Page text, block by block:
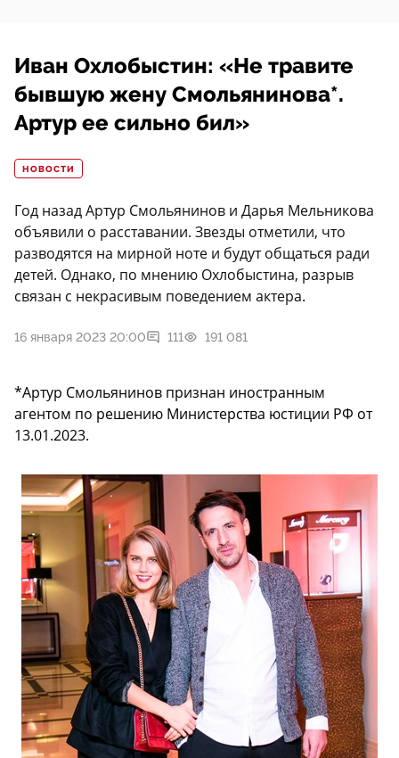
Иван Охлобыстин: «Не травите
бывшую жену Смольянинова*.
Артур еe сильно бил»
НОВОСТИ
Год назад Артур Смольянинов и Дарья Мельникова
объявили о расставании. Звезды отметили, что
разводятся на мирной ноте и будут общаться ради
детей. Однако, по мнению Охлобыстина, разрыв
связан с некрасивым поведением актера.
16 января 2023 20:00 111 191 081
*Артур Смольянинов признан иностранным
агентом по решению Министерства юстиции РФ от
13.01.2023.